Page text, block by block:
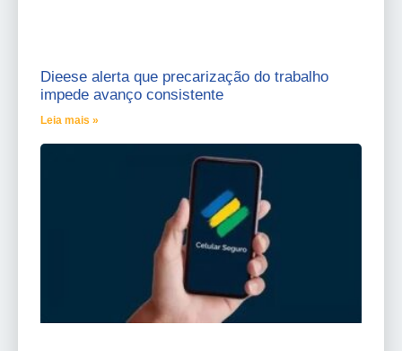
Dieese alerta que precarização do trabalho
impede avanço consistente
Leia mais »